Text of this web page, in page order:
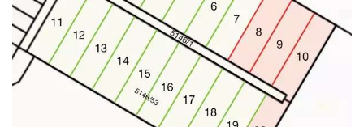
Novinky Zlevněné
Prodej Pronájem Vše